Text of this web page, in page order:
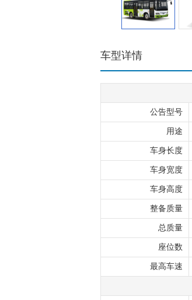
车型详情
公告型号
用途
车身长度
车身宽度
车身高度
整备质量
总质量
座位数
最高车速